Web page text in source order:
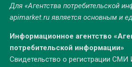
Для «Агентства потребительской
apimarket.ruявляется основным и
Информационное агентство
потребительской информации»
Свидетельство о регистрации